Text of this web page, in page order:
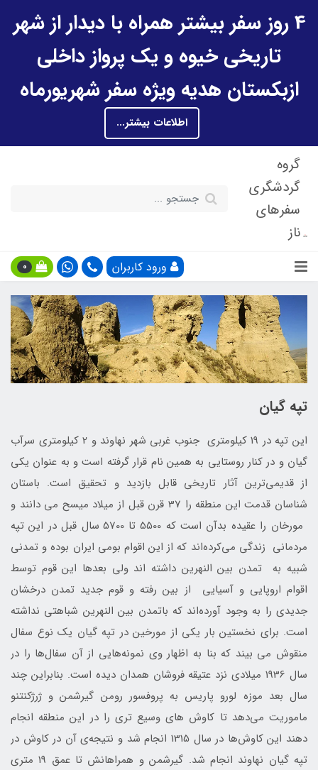
4 روز سفر بیشتر همراه با دیدار از شهر
تاریخی خیوه و یک پرواز داخلی
ازبکستان هدیه ویژه سفر شهریورماه
اطلاعات بیشتر...
گروه
گردشگری
سفرهای
ناز
ورود کاربران 0
تپه گيان
اين تپه در 19 کيلومتري جنوب غربي شهر نهاوند و 2 کيلومتري سرآب
گيان و در کنار روستايي به همين نام قرار گرفته است و به عنوان يکي
از قديمي‌ترين آثار تاريخي قابل بازديد و تحقيق است. باستان
شناسان قدمت اين منطقه را 37 قرن قبل از ميلاد ميسح مي دانند و
مورخان را عقيده بدآن است که 5500 تا 5700 سال قبل در اين تپه
مردماني زندگي می‌کرده‌اند که از اين اقوام بومي ايران بوده و تمدني
شبيه به تمدن بين النهرين داشته اند ولي بعدها اين قوم توسط
اقوام اروپايي و آسيايي از بين رفته و قوم جديد تمدن درخشان
جديدي را به وجود آورده‌اند که باتمدن بين النهرين شباهتي نداشته
است. براي نخستين بار يکي از مورخين در تپه گيان يک نوع سفال
منقوش می بيند که بنا به اظهار وی نمونه‌هايی از آن سفال‌ها را در
سال 1936 ميلادی نزد عتيقه فروشان همدان ديده است. بنابراين چند
سال بعد موزه لورو پاريس به پروفسور رومن گيرشمن و ژرژکنتنو
ماموريت می‌دهد تا کاوش های وسيع تری را در اين منطقه انجام
دهند اين کاوش‌ها در سال 1315 انجام شد و نتيجه‌ی آن در کاوش در
تپه گيان نهاوند انجام شد. گيرشمن و همراهانش تا عمق 19 متري